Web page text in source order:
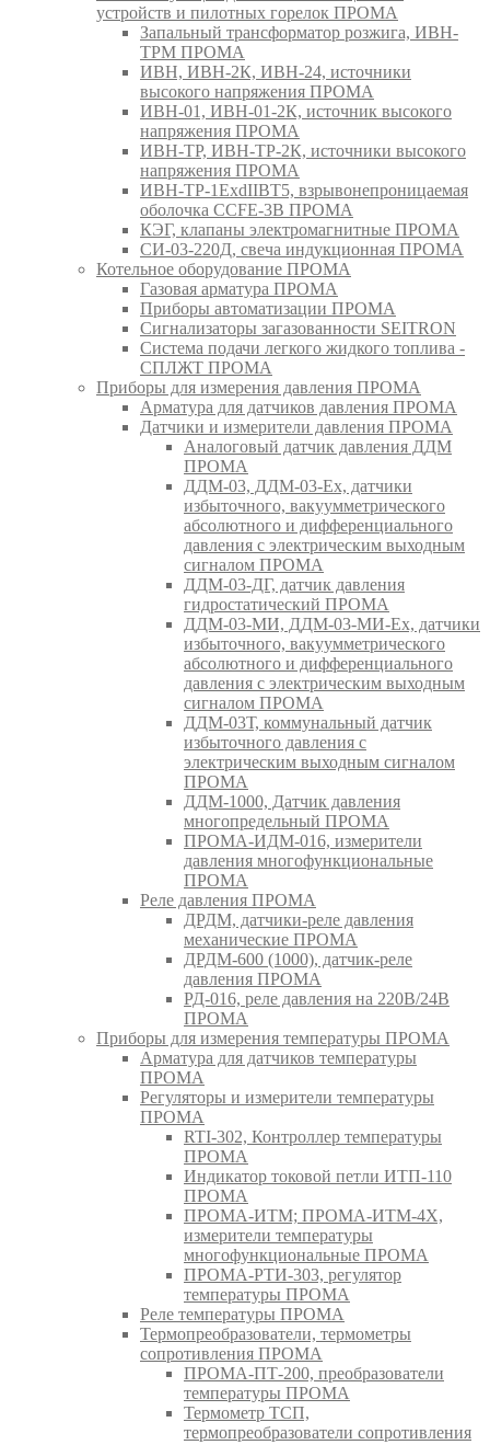
устройств и пилотных горелок ПРОМА
Запальный трансформатор розжига, ИВН-
ТРМ ПРОМА
ИВН, ИВН-2К, ИВН-24, источники
высокого напряжения ПРОМА
ИВН-01, ИВН-01-2К, источник высокого
напряжения ПРОМА
ИВН-ТР, ИВН-ТР-2К, источники высокого
напряжения ПРОМА
ИВН-ТР-1ExdIIBT5, взрывонепроницаемая
оболочка CCFE-3B ПРОМА
КЭГ, клапаны электромагнитные ПРОМА
СИ-03-220Д, свеча индукционная ПРОМА
Котельное оборудование ПРОМА
Газовая арматура ПРОМА
Приборы автоматизации ПРОМА
Сигнализаторы загазованности SEITRON
Система подачи легкого жидкого топлива -
СПЛЖТ ПРОМА
Приборы для измерения давления ПРОМА
Арматура для датчиков давления ПРОМА
Датчики и измерители давления ПРОМА
Аналоговый датчик давления ДДМ
ПРОМА
ДДМ-03, ДДМ-03-Ех, датчики
избыточного, вакуумметрического
абсолютного и дифференциального
давления с электрическим выходным
сигналом ПРОМА
ДДМ-03-ДГ, датчик давления
гидростатический ПРОМА
ДДМ-03-МИ, ДДМ-03-МИ-Ех, датчики
избыточного, вакуумметрического
абсолютного и дифференциального
давления с электрическим выходным
сигналом ПРОМА
ДДМ-03Т, коммунальный датчик
избыточного давления с
электрическим выходным сигналом
ПРОМА
ДДМ-1000, Датчик давления
многопредельный ПРОМА
ПРОМА-ИДМ-016, измерители
давления многофункциональные
ПРОМА
Реле давления ПРОМА
ДРДМ, датчики-реле давления
механические ПРОМА
ДРДМ-600 (1000), датчик-реле
давления ПРОМА
РД-016, реле давления на 220В/24В
ПРОМА
Приборы для измерения температуры ПРОМА
Арматура для датчиков температуры
ПРОМА
Регуляторы и измерители температуры
ПРОМА
RTI-302, Контроллер температуры
ПРОМА
Индикатор токовой петли ИТП-110
ПРОМА
ПРОМА-ИТМ; ПРОМА-ИТМ-4Х,
измерители температуры
многофункциональные ПРОМА
ПРОМА-РТИ-303, регулятор
температуры ПРОМА
Реле температуры ПРОМА
Термопреобразователи, термометры
сопротивления ПРОМА
ПРОМА-ПТ-200, преобразователи
температуры ПРОМА
Термометр ТСП,
термопреобразователи сопротивления